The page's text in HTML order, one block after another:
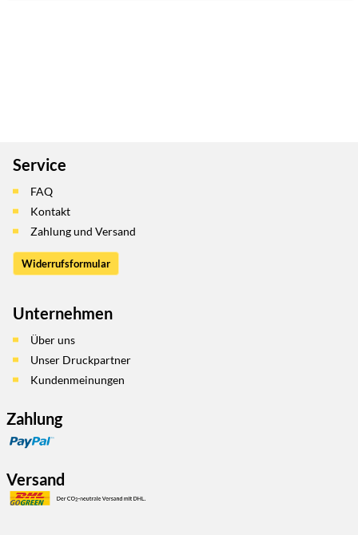
Service
FAQ
Kontakt
Zahlung und Versand
Widerrufsformular
Unternehmen
Über uns
Unser Druckpartner
Kundenmeinungen
Zahlung
Versand